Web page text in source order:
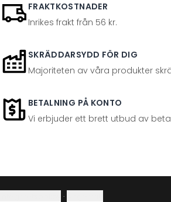
FRAKTKOSTNADER
Inrikes frakt från 56 kr.
SKRÄDDARSYDD FÖR DIG
Majoriteten av våra produkter
BETALNING PÅ KONTO
Vi erbjuder ett brett utbud av
·